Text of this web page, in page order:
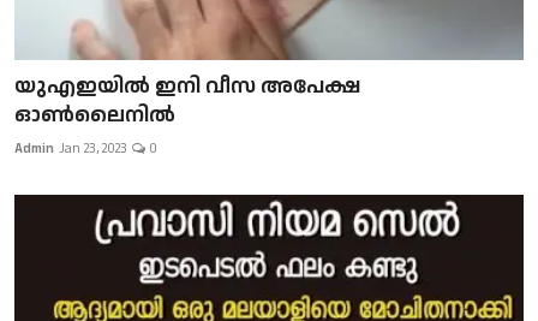
യുഎഇയിൽ ഇനി വീസ അപേക്ഷ
ഓൺലൈനിൽ
Admin Jan 23, 2023 0